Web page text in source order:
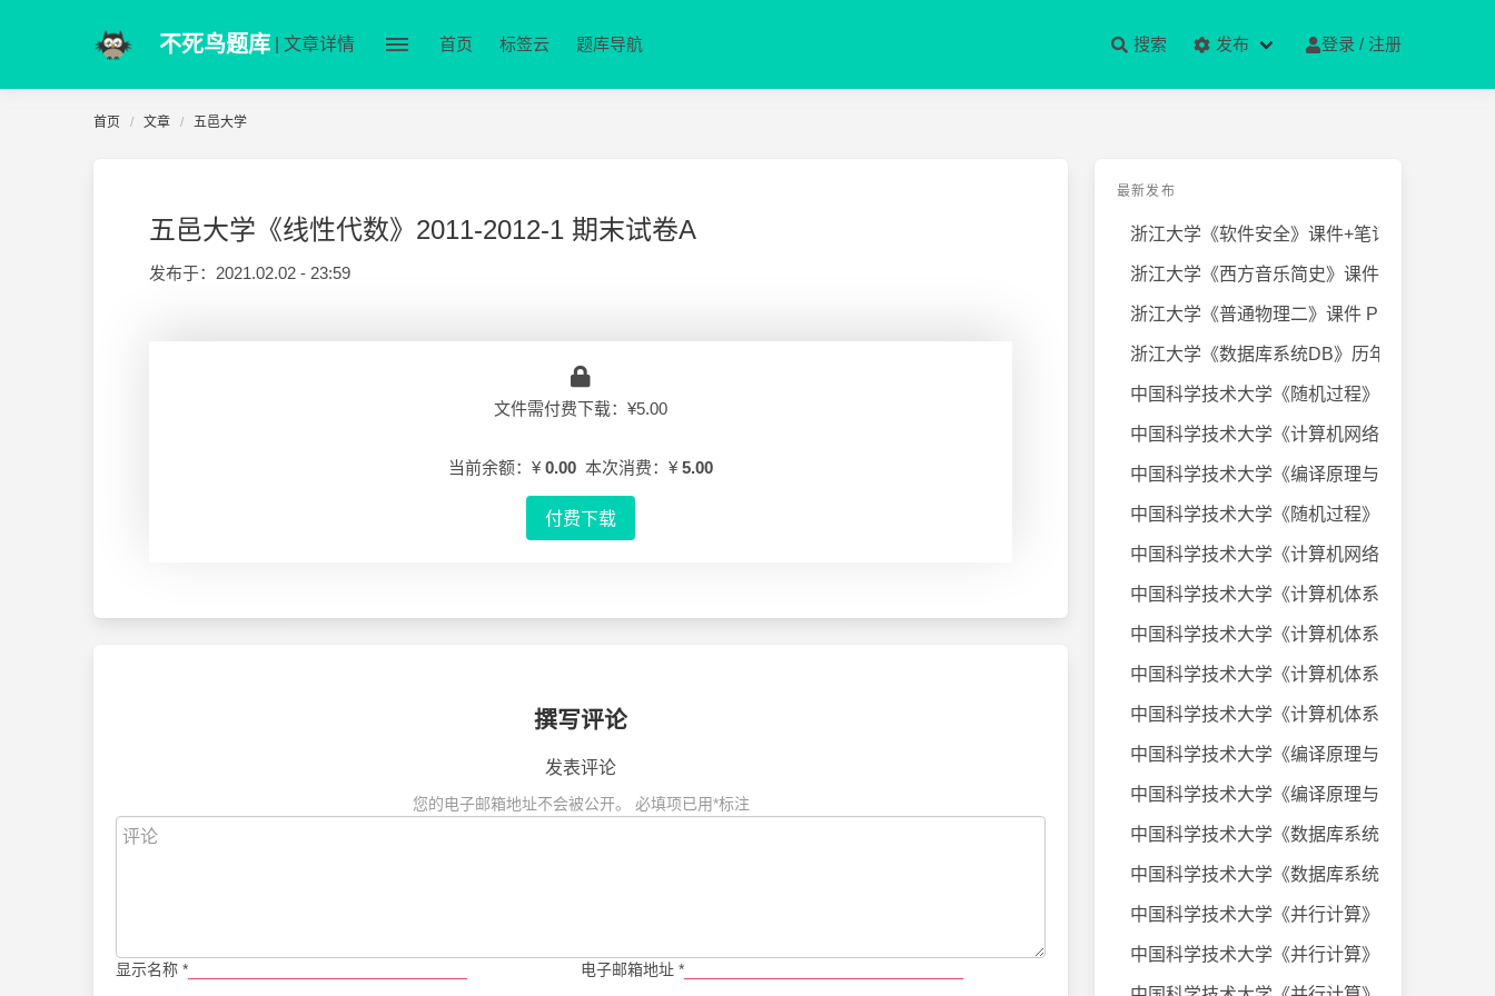
不死鸟题库 | 文章详情 首页 标签云 题库导航 搜索 发布 登录 / 注册
首页 文章 五邑大学
五邑大学《线性代数》2011-2012-1 期末试卷A
发布于： 2021.02.02 - 23:59
文件需付费下载：¥5.00
当前余额：¥ 0.00 本次消费：¥ 5.00
付费下载
撰写评论
发表评论
您的电子邮箱地址不会被公开。 必填项已用*标注
显示名称 * 电子邮箱地址 *
最新发布
浙江大学《软件安全》课件+笔记
浙江大学《西方音乐简史》课件+笔
浙江大学《普通物理二》课件 PPT
浙江大学《数据库系统DB》历年试卷
中国科学技术大学《随机过程》近几
中国科学技术大学《计算机网络》课
中国科学技术大学《编译原理与技术
中国科学技术大学《随机过程》课件
中国科学技术大学《计算机网络》20
中国科学技术大学《计算机体系结构
中国科学技术大学《计算机体系结构
中国科学技术大学《计算机体系结构
中国科学技术大学《计算机体系结构
中国科学技术大学《编译原理与技术
中国科学技术大学《编译原理与技术
中国科学技术大学《数据库系统及应
中国科学技术大学《数据库系统及应
中国科学技术大学《并行计算》考试
中国科学技术大学《并行计算》考试